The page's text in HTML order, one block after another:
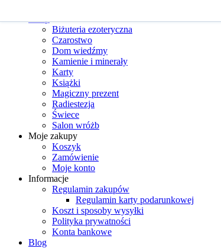
Biżuteria ezoteryczna
Czarostwo
Dom wiedźmy
Kamienie i minerały
Karty
Książki
Magiczny prezent
Radiestezja
Świece
Salon wróżb
Moje zakupy
Koszyk
Zamówienie
Moje konto
Informacje
Regulamin zakupów
Regulamin karty podarunkowej
Koszt i sposoby wysyłki
Polityka prywatności
Konta bankowe
Blog